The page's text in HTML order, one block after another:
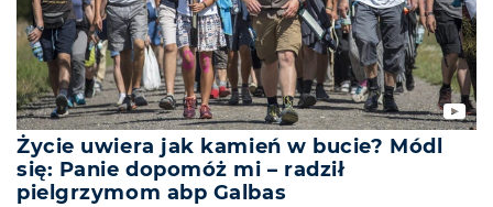
Życie uwiera jak kamień w bucie? Módl
się: Panie dopomóż mi – radził
pielgrzymom abp Galbas